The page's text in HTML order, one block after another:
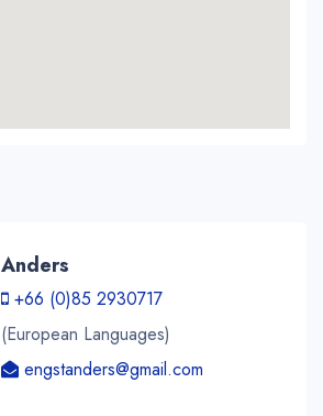
Anders
+66 (0)85 2930717
(European Languages)
engstanders@gmail.com